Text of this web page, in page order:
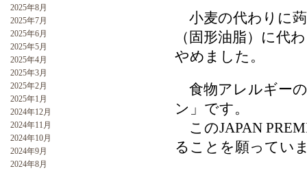
2025年8月
2025年7月
2025年6月
2025年5月
2025年4月
2025年3月
2025年2月
2025年1月
2024年12月
2024年11月
2024年10月
2024年9月
2024年8月
小麦の代わりに
（固形油脂）に代
やめました。
食物アレルギー
ン」です。
このJAPAN
ることを願ってい